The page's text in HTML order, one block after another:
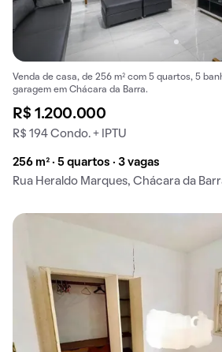
Venda de casa, de 256 m² com 5 quartos, 5
garagem em Chácara da Barra.
R$ 1.200.000
R$ 194 Condo. + IPTU
256 m² · 5 quartos · 3 vagas
Rua Heraldo Marques, Chácara da